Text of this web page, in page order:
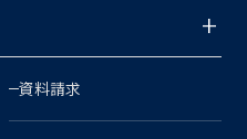
資料請求